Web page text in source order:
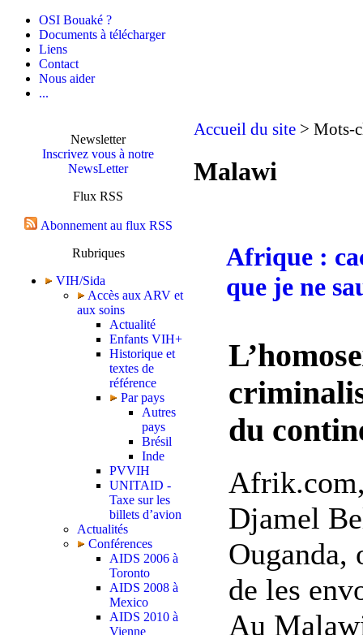
OSI Bouaké ?
Documents à télécharger
Liens
Contact
Nous aider
...
Newsletter
Inscrivez vous à notre
NewsLetter
Flux RSS
Abonnement au flux RSS
Rubriques
VIH/Sida
Accès aux ARV et
aux soins
Actualité
Enfants VIH+
Historique et
textes de
référence
Par pays
Autres
pays
Brésil
Inde
PVVIH
UNITAID -
Taxe sur les
billets d’avion
Actualités
Conférences
AIDS 2006 à
Toronto
AIDS 2008 à
Mexico
AIDS 2010 à
Vienne
Accueil du site > Mots-
Malawi
Afrique :
que je ne
du
Djamel
Ouganda,
de les
Au